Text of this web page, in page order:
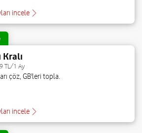
incele
Kralı
TL/1 Ay
çöz, GB'leri topla.
incele